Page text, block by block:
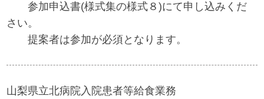
参加申込書(様式集の様式８)にて申し込みくだ
さい。
提案者は参加が必須となります。
山梨県立北病院入院患者等給食業務